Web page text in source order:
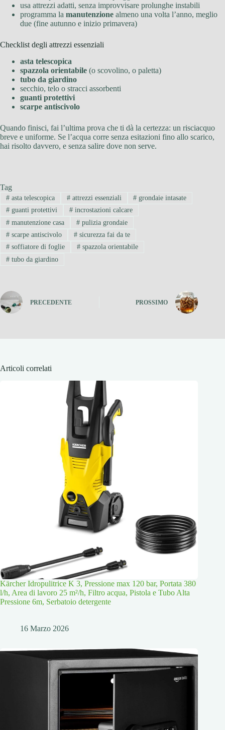
usa attrezzi adatti, senza improvvisare prolunghe instabili
programma la manutenzione almeno una volta l’anno, meglio
due (fine autunno e inizio primavera)
Checklist degli attrezzi essenziali
asta telescopica
spazzola orientabile (o scovolino, o paletta)
tubo da giardino
secchio, telo o stracci assorbenti
guanti protettivi
scarpe antiscivolo
Quando finisci, fai l’ultima prova che ti dà la certezza: un risciacquo
breve e uniforme. Se l’acqua corre senza esitazioni fino allo scarico,
hai risolto davvero, e senza salire dove non serve.
Tag
#asta telescopica #attrezzi essenziali # grondaie intasate
#guanti protettivi #incrostazioni calcare
#manutenzione casa #pulizia grondaie
#scarpe antiscivolo #sicurezza fai da te
#soffiatore di foglie #spazzola orientabile
#tubo da giardino
PRECEDENTE PROSSIMO
Articoli correlati
Kärcher Idropulitrice K 3, Pressione max 120 bar, Portata 380
l/h, Area di lavoro 25 m²/h, Filtro acqua, Pistola e Tubo Alta
Pressione 6m, Serbatoio detergente
16 Marzo 2026